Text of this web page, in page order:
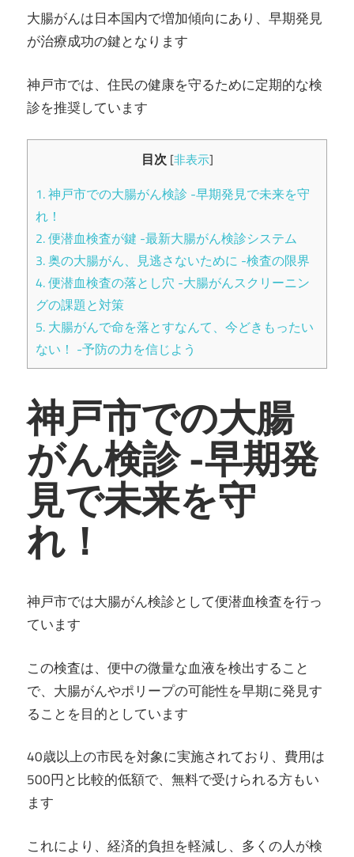
｜
お
お
つ
内
科・
消
化
器
内
科・
IBD
ク
ニ
ッ
ク
大腸がんは日本国内で増加傾向にあり、早期発見
が治療成功の鍵となります
神戸市では、住民の健康を守るために定期的な検
診を推奨しています
目次 [非表示]
1.神戸市での大腸がん検診 -早期発見で未来を守
れ！
2.便潜血検査が鍵 -最新大腸がん検診システム
3.奥の大腸がん、見逃さないために -検査の限界
4.便潜血検査の落とし穴 -大腸がんスクリーニン
グの課題と対策
5. 大腸がんで命を落とすなんて、今どきもったい
ない！ -予防の力を信じよう
神戸市での大腸
がん検診 -早期発
見で未来を守
れ！
神戸市では大腸がん検診として便潜血検査を行っ
ています
この検査は、便中の微量な血液を検出すること
で、大腸がんやポリープの可能性を早期に発見す
ることを目的としています
40歳以上の市民を対象に実施されており、費用は
500円と比較的低額で、無料で受けられる方もい
ます
これにより、経済的負担を軽減し、多くの人が検